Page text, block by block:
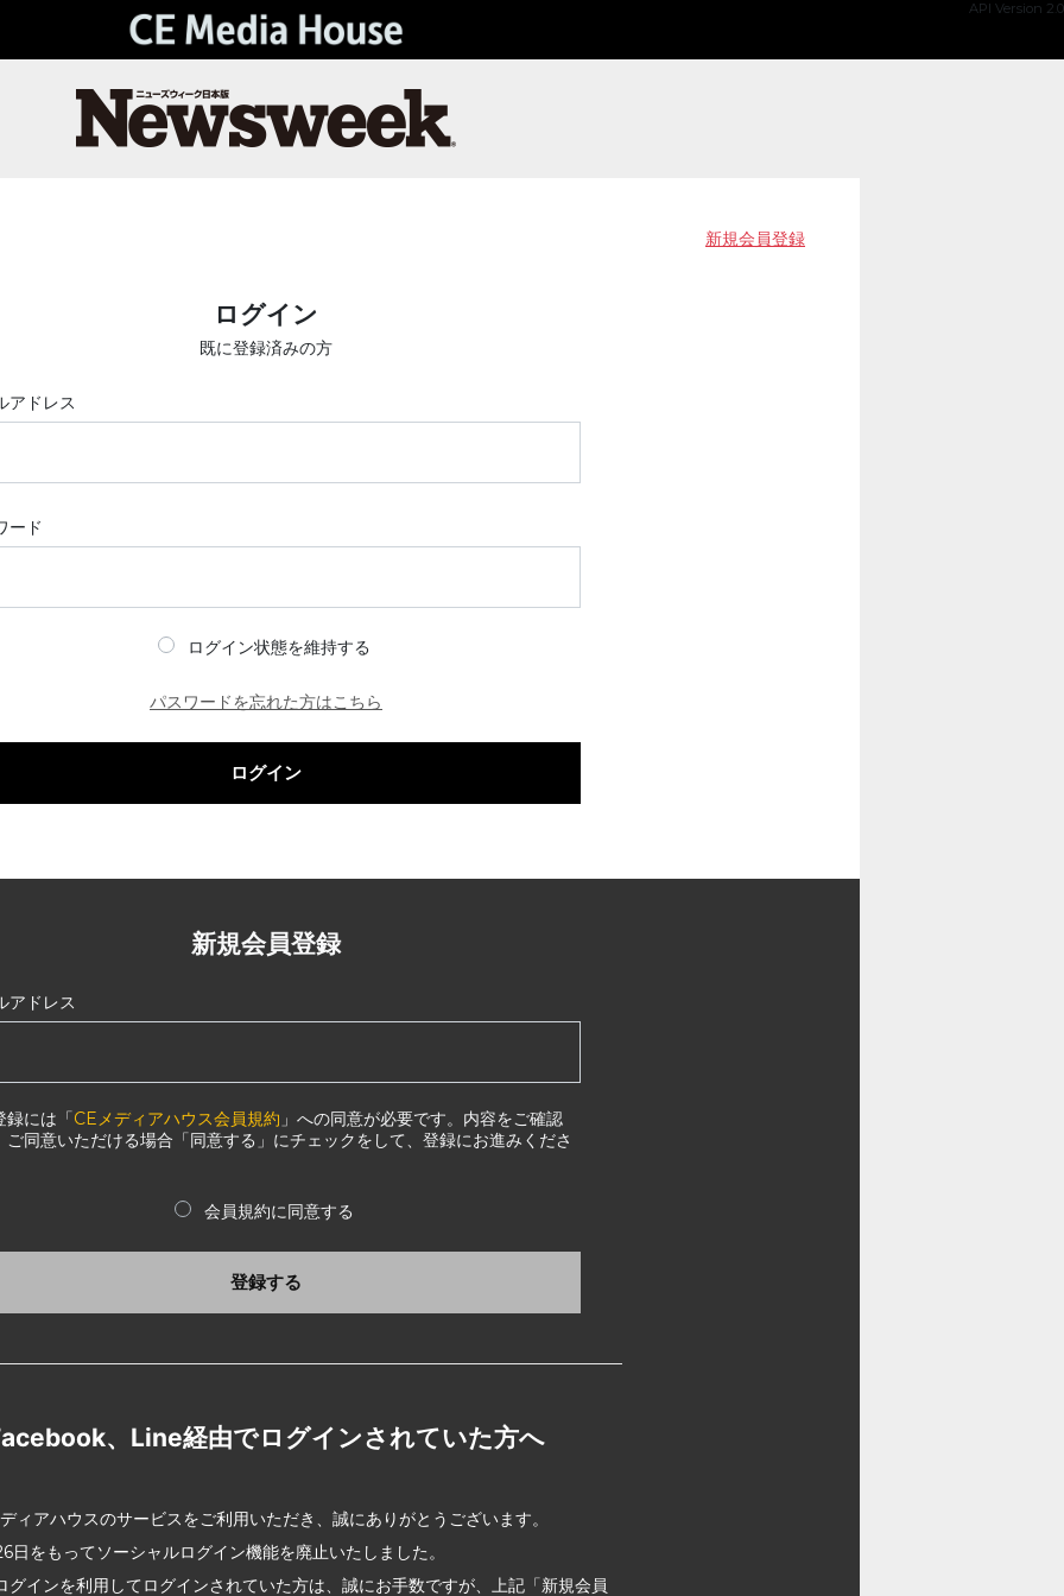
API Version 2.0
新規会員登録
ログイン
既に登録済みの方
アドレス
ード
ログイン状態を維持する
パスワードを忘れた方はこちら
ログイン
新規会員登録
アドレス
録には「CEメディアハウス会員規約 」への同意が必要です。内容をご確認
ご同意いただける場合「同意する」にチェックをして、登録にお進みくださ
会員規約に同意する
登録する
、Line経由でログインされていた方へ
ィアハウスのサービスをご利用いただき、誠にありがとうございます。
日をもってソーシャルログイン機能を廃止いたしました。
グインを利用してログインされていた方は、誠にお手数ですが、上記「新規会員